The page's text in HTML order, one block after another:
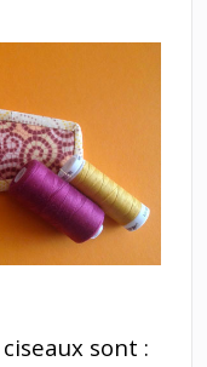
sont :